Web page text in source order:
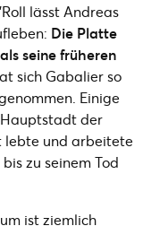
lässt Andreas
Die Platte
seine früheren
sich Gabalier so
Einige
Hauptstadt der
lebte und arbeitete
bis zu seinem Tod
ist ziemlich